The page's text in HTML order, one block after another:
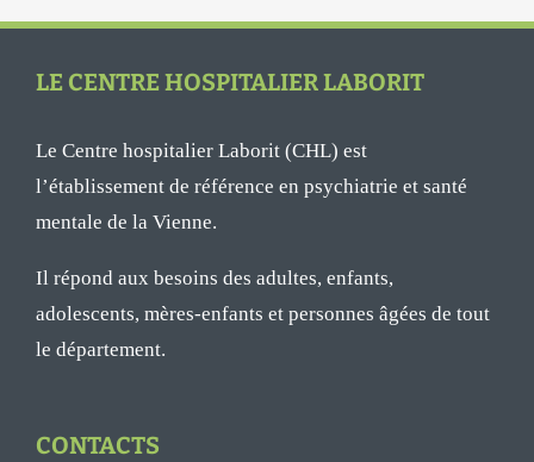
LE CENTRE HOSPITALIER LABORIT
Le Centre hospitalier Laborit (CHL) est
l’établissement de référence en psychiatrie et santé
mentale de la Vienne.
Il répond aux besoins des adultes, enfants,
adolescents, mères-enfants et personnes âgées de tout
le département.
CONTACTS